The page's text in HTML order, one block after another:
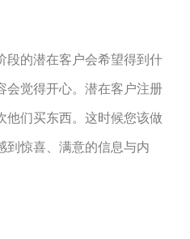
段的潜在客户会希望得到什
会觉得开心。潜在客户注册
他们买东西。这时候您该做
到惊喜、满意的信息与内